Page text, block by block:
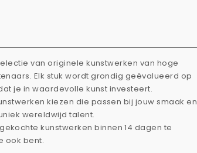
van originele kunstwerken van hoge
Elk stuk wordt grondig geëvalueerd op
je in waardevolle kunst investeert.
kiezen die passen bij jouw smaak en
wereldwijd talent.
kunstwerken binnen 14 dagen te
ook bent.